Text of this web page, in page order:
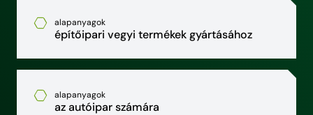
alapanyagok
építőipari vegyi termékek gyártásához
alapanyagok
az autóipar számára